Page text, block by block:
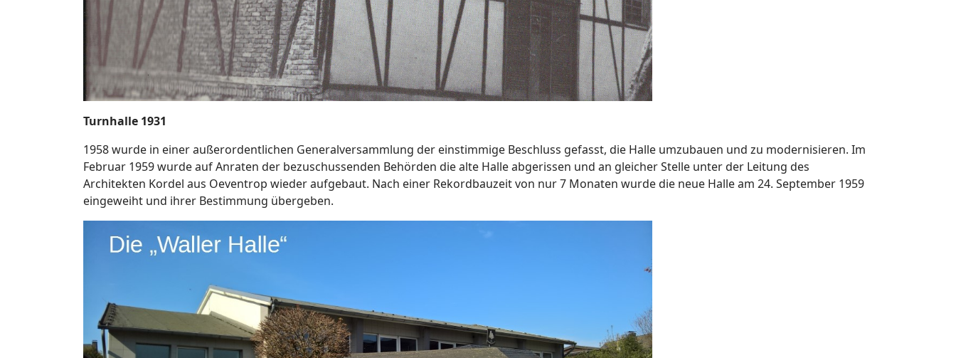
Turnhalle 1931
1958 wurde in einer außerordentlichen Generalversammlung der einstimmige Beschluss gefasst, die Halle umzubauen und zu modernisieren. Im
Februar 1959 wurde auf Anraten der bezuschussenden Behörden die alte Halle abgerissen und an gleicher Stelle unter der Leitung des
Architekten Kordel aus Oeventrop wieder aufgebaut. Nach einer Rekordbauzeit von nur 7 Monaten wurde die neue Halle am 24. September 1959
eingeweiht und ihrer Bestimmung übergeben.